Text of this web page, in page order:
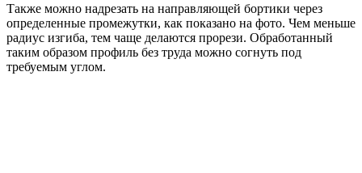
Также можно надрезать на направляющей бортики через
определенные промежутки, как показано на фото. Чем меньше
радиус изгиба, тем чаще делаются прорези. Обработанный
таким образом профиль без труда можно согнуть под
требуемым углом.